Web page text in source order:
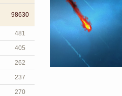
98630
481
405
262
237
270